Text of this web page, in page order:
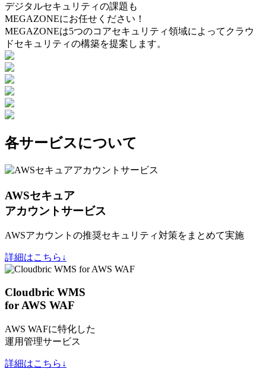
デジタルセキュリティの課題も
MEGAZONEにお任せください！
MEGAZONEは5つのコアセキュリティ領域によってクラウ
ドセキュリティの構築を提案します。
各サービスについて
AWSセキュア
アカウントサービス
AWSアカウントの推奨セキュリティ対策をまとめて実施
詳細はこちら↓
Cloudbric WMS
for AWS WAF
AWS WAFに特化した
運用管理サービス
詳細はこちら↓